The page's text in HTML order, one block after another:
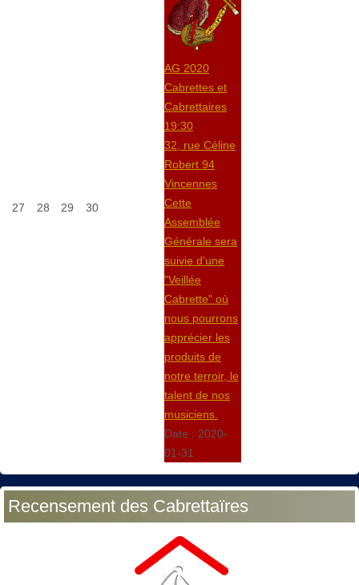
27 28 29 30
AG 2020
Cabrettes et
Cabrettaires
19:30
32, rue Céline
Robert 94
Vincennes
Cette
Assemblée
Générale sera
suivie d'une
"Veillée
Cabrette" où
nous pourrons
apprécier les
produits de
notre terroir, le
talent de nos
musiciens.
Date : 2020-
01-31
Recensement des Cabrettaïres